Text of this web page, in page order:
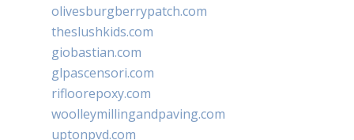
olivesburgberrypatch.com
theslushkids.com
giobastian.com
glpascensori.com
rifloorepoxy.com
woolleymillingandpaving.com
uptonpvd.com